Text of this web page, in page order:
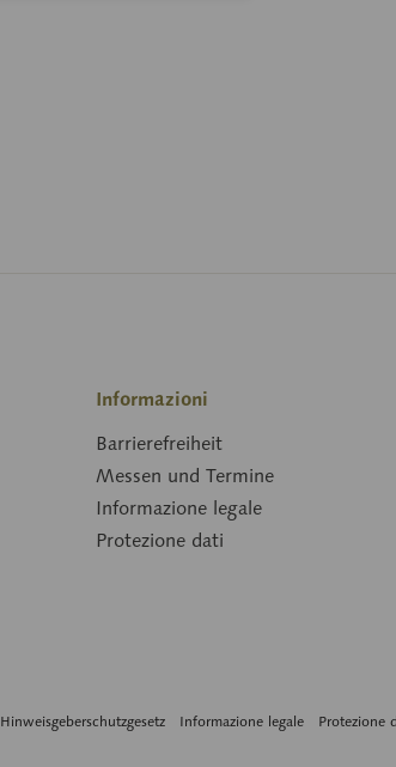
Informazioni
Barrierefreiheit
Messen und Termine
Informazione legale
Protezione dati
Hinweisgeberschutzgesetz Informazione legale Protezione